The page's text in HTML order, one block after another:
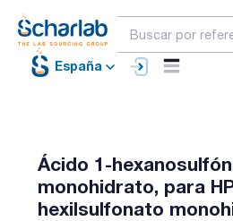
España
Ácido 1-
monohidrato, para
hexilsulfonato